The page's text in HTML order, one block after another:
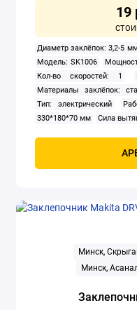
Электроножницы
Электрорезы
19
Диаметр заклёпок: 3,2-5
Модель: SK1006
Кол-во скоростей: 1
Материалы заклёпок:
Тип: электрический
330*180*70 мм
Сила
Минск,
Минск,